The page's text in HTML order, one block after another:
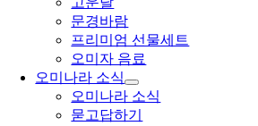
문경바람
프리미엄 선물세트
오미자 음료
오미나라 소식
오미나라 소식
묻고답하기